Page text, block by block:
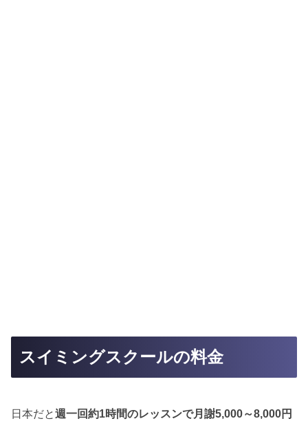
スイミングスクールの料金
日本だと週一回約1時間のレッスンで月謝5,000～8,000円